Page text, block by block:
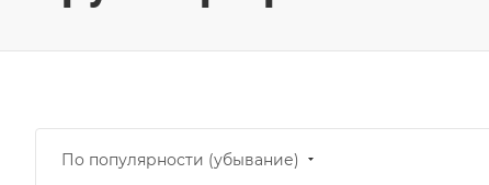
По популярности (убывание)